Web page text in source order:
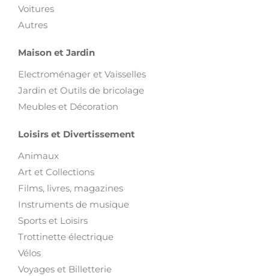
Voitures
Autres
Maison et Jardin
Electroménager et Vaisselles
Jardin et Outils de bricolage
Meubles et Décoration
Loisirs et Divertissement
Animaux
Art et Collections
Films, livres, magazines
Instruments de musique
Sports et Loisirs
Trottinette électrique
Vélos
Voyages et Billetterie